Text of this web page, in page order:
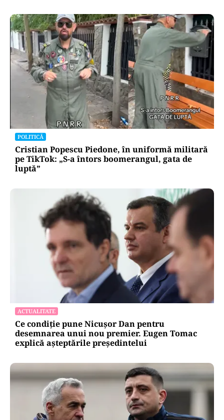
POLITICĂ
Cristian Popescu Piedone, în uniformă militară
pe TikTok: „S-a întors boomerangul, gata de
luptă”
ACTUALITATE
Ce condiție pune Nicușor Dan pentru
desemnarea unui nou premier. Eugen Tomac
explică așteptările președintelui